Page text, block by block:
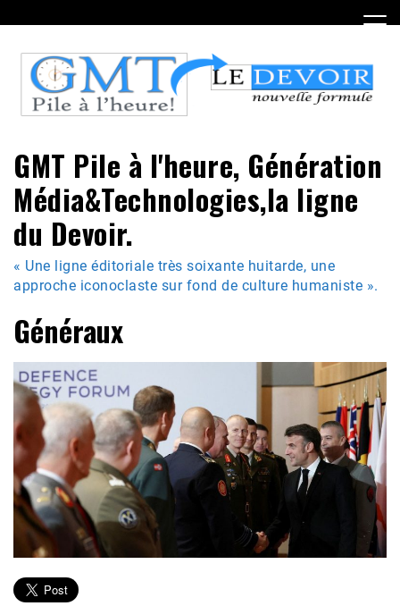
to
content
GMT Pile à l'heure, Génération
Média&Technologies,la ligne
du Devoir.
« Une ligne éditoriale très soixante huitarde, une
approche iconoclaste sur fond de culture humaniste ».
Généraux